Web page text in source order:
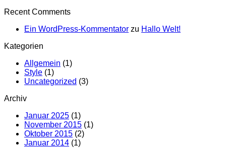
Video
Recent Comments
Ein WordPress-Kommentator zu Hallo Welt!
Kategorien
Allgemein (1)
Style (1)
Uncategorized (3)
Archiv
Januar 2025 (1)
November 2015 (1)
Oktober 2015 (2)
Januar 2014 (1)